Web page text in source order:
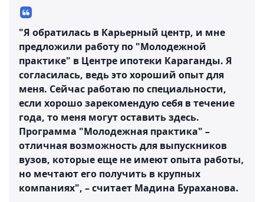
"Я обратилась в Карьерный центр, и мне
предложили работу по "Молодежной
практике" в Центре ипотеки Караганды. Я
согласилась, ведь это хороший опыт для
меня. Сейчас работаю по специальности,
если хорошо зарекомендую себя в течение
года, то меня могут оставить здесь.
Программа "Молодежная практика" –
отличная возможность для выпускников
вузов, которые еще не имеют опыта работы,
но мечтают его получить в крупных
компаниях", – считает Мадина Бураханова.